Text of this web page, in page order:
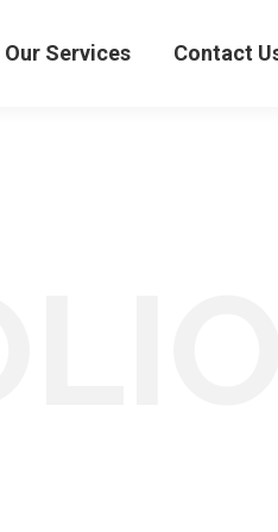
Our Services Contact